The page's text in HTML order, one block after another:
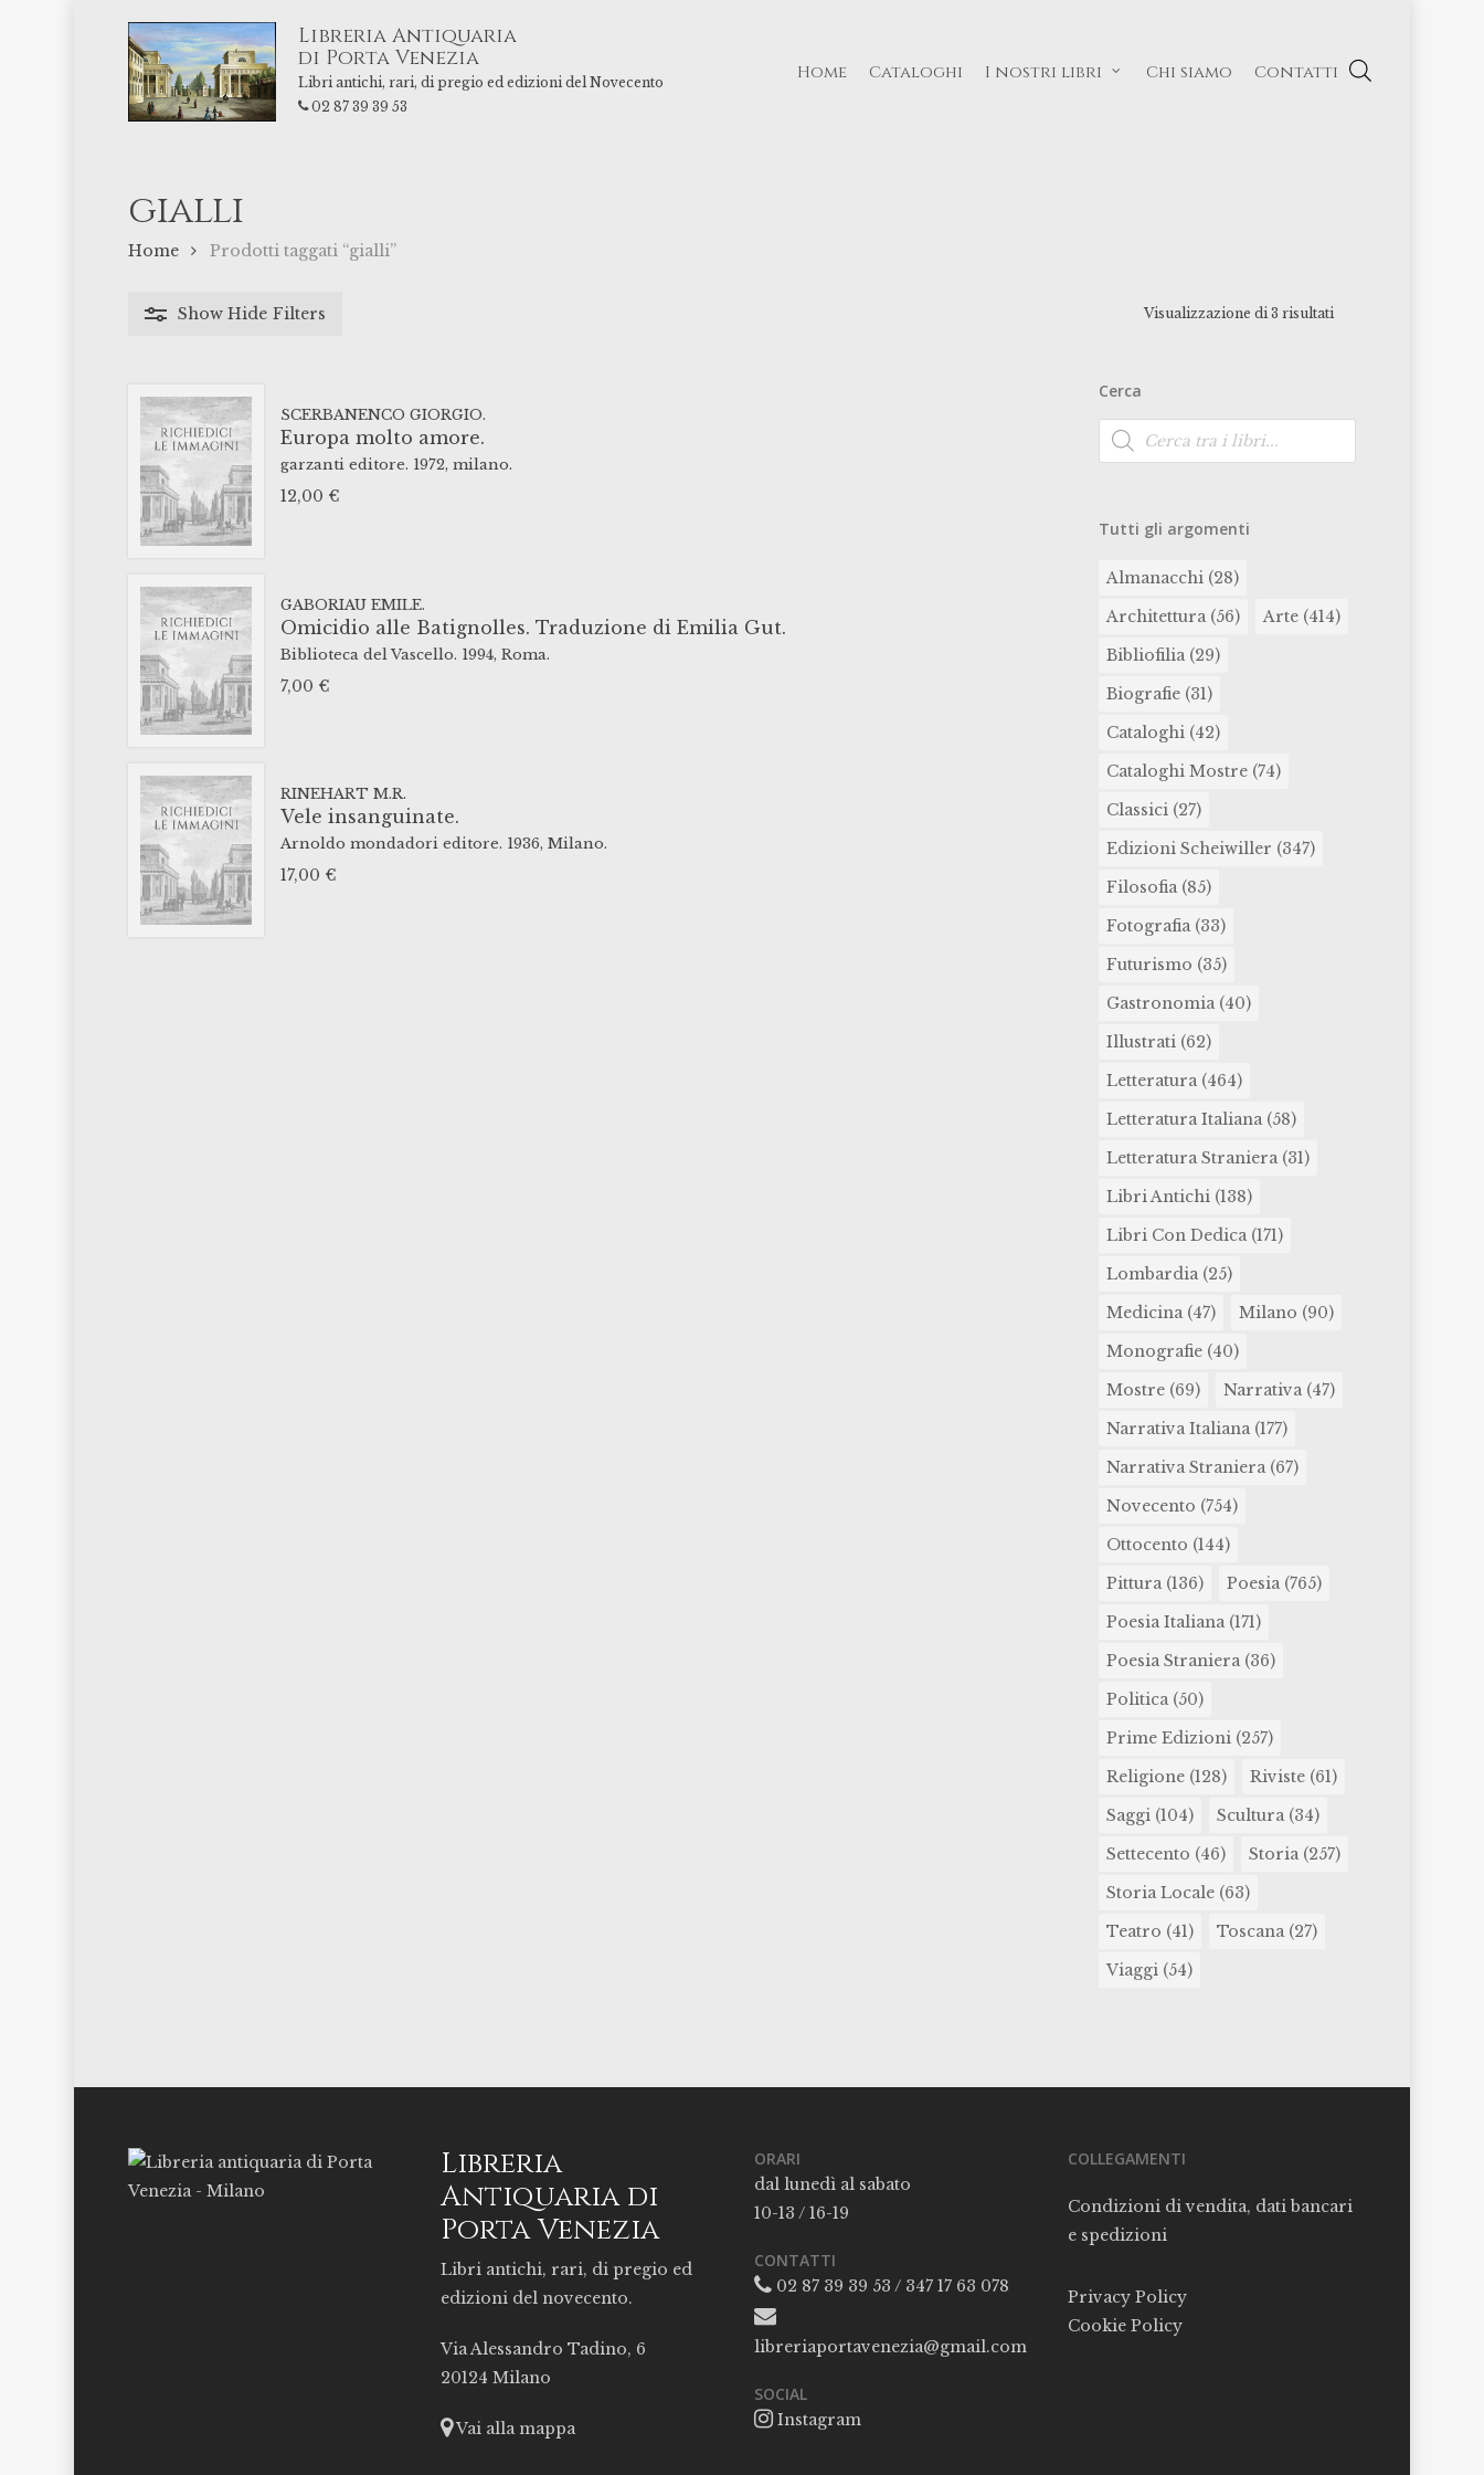
Libreria Antiquaria
di Porta Venezia
Libri antichi, rari, di pregio ed edizioni del Novecento
02 87 39 39 53
Home Cataloghi I nostri libri Chi siamo Contatti
gialli
Home Prodotti taggati “gialli”
Show Hide Filters Visualizzazione di 3 risultati
SCERBANENCO GIORGIO.
Europa molto amore.
garzanti editore. 1972, milano.
12,00 €
GABORIAU EMILE.
Omicidio alle Batignolles. Traduzione di Emilia Gut.
Biblioteca del Vascello. 1994, Roma.
7,00 €
RINEHART M.R.
Vele insanguinate.
Arnoldo mondadori editore. 1936, Milano.
17,00 €
Cerca
Ricerca
prodotti
Tutti gli argomenti
Almanacchi(28)
Architettura(56) Arte(414)
Bibliofilia(29)
Biografie(31)
Cataloghi(42)
Cataloghi Mostre(74)
Classici(27)
Edizioni Scheiwiller (347)
Filosofia(85)
Fotografia(33)
Futurismo (35)
Gastronomia(40)
Illustrati(62)
Letteratura(464)
Letteratura Italiana(58)
Letteratura Straniera(31)
Libri Antichi(138)
Libri Con Dedica(171)
Lombardia(25)
Medicina(47) Milano (90)
Monografie(40)
Mostre(69) Narrativa(47)
Narrativa Italiana(177)
Narrativa Straniera(67)
Novecento (754)
Ottocento (144)
Pittura(136) Poesia(765)
Poesia Italiana(171)
Poesia Straniera(36)
Politica(50)
Prime Edizioni(257)
Religione(128) Riviste(61)
Saggi(104) Scultura(34)
Settecento (46) Storia(257)
Storia Locale(63)
Teatro (41) Toscana(27)
Viaggi(54)
Libreria
Antiquaria di
Porta Venezia
Libri antichi, rari, di pregio ed
edizioni del novecento.
Via Alessandro Tadino, 6
20124 Milano
Vai alla mappa
ORARI
dal lunedì al sabato
10-13 / 16-19
CONTATTI
02 87 39 39 53 / 347 17 63 078
libreriaportavenezia@gmail.com
SOCIAL
Instagram
COLLEGAMENTI
Condizioni di vendita, dati bancari
e spedizioni
Privacy Policy
Cookie Policy